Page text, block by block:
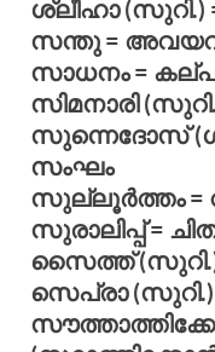
ശ്ലീഹാ
സന്തു =
സാധനം =
സിമനാരി
സുന്നെദോസ്
സംഘം
സുല്ലൂര്‍ത്തം =
സുരാലിപ്പ് =
സൈത്ത് (സുറി.)
സെപ്രാ